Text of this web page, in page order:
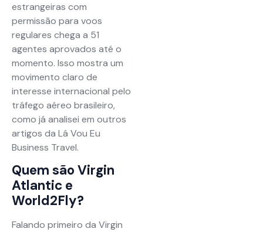
estrangeiras com
permissão para voos
regulares chega a 51
agentes aprovados até o
momento. Isso mostra um
movimento claro de
interesse internacional pelo
tráfego aéreo brasileiro,
como já analisei em outros
artigos da Lá Vou Eu
Business Travel.
Quem são Virgin
Atlantic e
World2Fly?
Falando primeiro da Virgin